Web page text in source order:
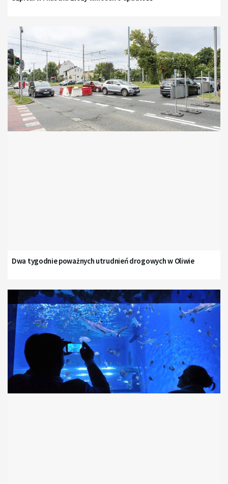
Dwa tygodnie poważnych utrudnień drogowych w Oliwie